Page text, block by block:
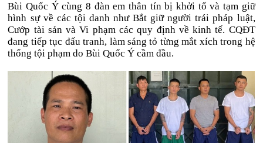
Bùi Quốc Ý cùng 8 đàn em thân tín bị khởi tố và tạm giữ
hình sự về các tội danh như Bắt giữ người trái pháp luật,
Cướp tài sản và Vi phạm các quy định về kinh tế. CQĐT
đang tiếp tục đấu tranh, làm sáng tỏ từng mắt xích trong hệ
thống tội phạm do Bùi Quốc Ý cầm đầu.